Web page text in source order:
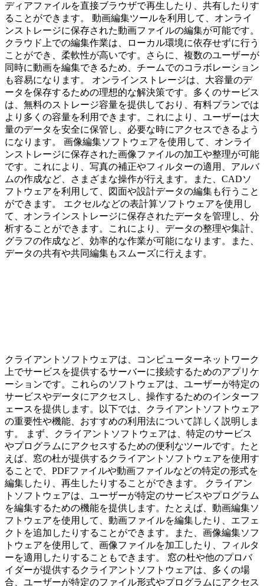
ディアファイルを直接ブラウザで再生したり、共有したりす
ることができます。 動画編集ツールを利用して、オンライ
ンストレージに保存された動画ファイルの編集が可能です。
クラウド上での編集作業は、ローカル環境に依存せずに行う
ことができ、柔軟性が高いです。さらに、複数のユーザーが
同時に動画を編集できるため、チームでのコラボレーション
も容易になります。 オンラインストレージは、大容量のデ
ータを保存するための理想的な解決策です。多くのサービス
は、無料のストレージ容量を提供しており、有料プランでは
より多くの容量を利用できます。これにより、ユーザーは大
量のデータを安全に保管し、必要な時にアクセスできるよう
になります。 画像編集ソフトウェアを使用して、オンライ
ンストレージに保存された画像ファイルの加工や整理が可能
です。これにより、写真の補正やフィルターの適用、アルバ
ムの作成など、さまざまな操作が行えます。また、CADソ
フトウェアを利用して、図面や設計データの編集も行うこと
ができます。 エクセルなどの表計算ソフトウェアを使用し
て、オンラインストレージに保存されたデータを管理し、分
析することができます。これにより、データの整理や集計、
グラフの作成など、効率的な作業が可能になります。また、
データの共有や共同編集もスムーズに行えます。
クライアントソフトウェアは、コンピューターネットワーク
上でサービスを提供するサーバーに接続するためのアプリケ
ーションです。これらのソフトウェアは、ユーザーが特定の
サービスやデータにアクセスし、操作するためのインターフ
ェースを提供します。以下では、クライアントソフトウェア
の重要性や機能、おすすめの利用法について詳しく説明しま
す。 まず、クライアントソフトウェアは、特定のサービス
やプログラムにアクセスするための便利なツールです。たと
えば、窓の杜が提供するクライアントソフトウェアを使用す
ることで、PDFファイルや動画ファイルなどの特定の形式を
編集したり、再生したりすることができます。 クライアン
トソフトウェアは、ユーザーが特定のサービスやプログラム
を編集するための機能を提供します。たとえば、動画編集ソ
フトウェアを使用して、動画ファイルを編集したり、エフェ
クトを追加したりすることができます。また、画像編集ソフ
トウェアを使用して、画像ファイルを加工したり、フィルタ
ーを適用したりすることもできます。 窓の杜や他のプロバ
イダーが提供するクライアントソフトウェアは、多くの場
合、ユーザーが特定のファイル形式やプログラムにアクセス